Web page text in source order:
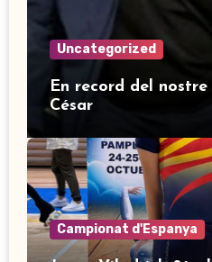
Uncategorized
En record del
César
Campionat d'Espanya